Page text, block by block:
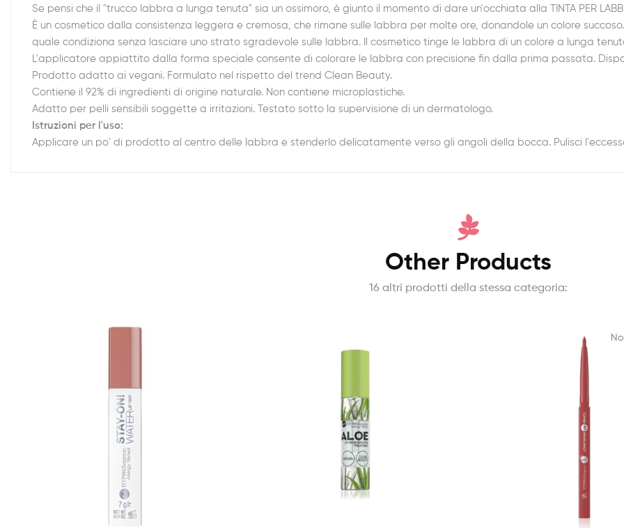
Se pensi che il "trucco labbra a lunga tenuta" sia un ossimoro, è giunto il momento di dare un'occhiata alla TINTA PER
È un cosmetico dalla consistenza leggera e cremosa, che rimane sulle labbra per molte ore, donandole un colore
quale condiziona senza lasciare uno strato sgradevole sulle labbra. Il cosmetico tinge le labbra di un colore a lunga
L'applicatore appiattito dalla forma speciale consente di colorare le labbra con precisione fin dalla prima passata.
Prodotto adatto ai vegani. Formulato nel rispetto del trend Clean Beauty.
Contiene il 92% di ingredienti di origine naturale. Non contiene microplastiche.
Adatto per pelli sensibili soggette a irritazioni. Testato sotto la supervisione di un dermatologo.
Istruzioni per l'uso:
Applicare un po' di prodotto al centro delle labbra e stenderlo delicatamente verso gli angoli della bocca. Pulisci
Other Products
16 altri prodotti della stessa categoria: